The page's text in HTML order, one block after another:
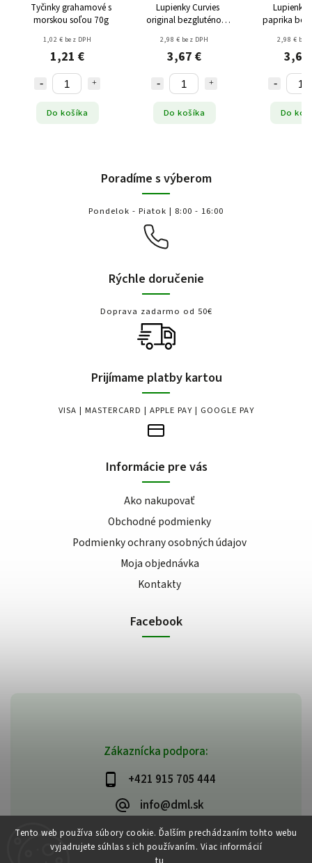
Tento web používa súbory cookie. Ďalším prechádzaním tohto webu
vyjadrujete súhlas s ich používaním. Viac informácií
Tyčinky grahamové s
morskou soľou 70g
1,02 € bez DPH
1,21 €
Do košíka
Lupienky Curvies
original bezgluténové
2,98 € bez DPH
3,67 €
Do košíka
Lupienky
paprika
2,98 € bez
3,67
Do
Zákaznícka podpora:
+421 915 705 444
info@dml.sk
Poradíme s výberom
Pondelok - Piatok | 8:00 - 16:00
Rýchle doručenie
Doprava zadarmo od 50€
Prijímame platby kartou
VISA | MASTERCARD | APPLE PAY | GOOGLE PAY
Informácie pre vás
Ako nakupovať
Obchodné podmienky
Podmienky ochrany osobných údajov
Moja objednávka
Kontakty
Facebook